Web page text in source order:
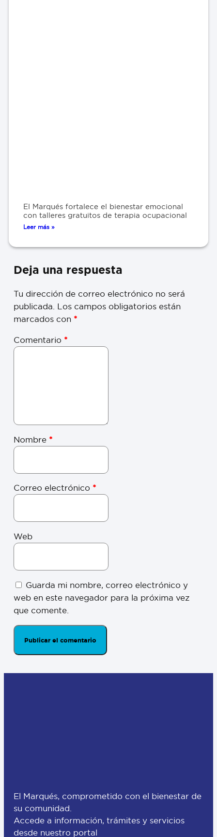
El Marqués fortalece el bienestar emocional
con talleres gratuitos de terapia ocupacional
Leer más »
Deja una respuesta
Tu dirección de correo electrónico no será
publicada. Los campos obligatorios están
marcados con *
Comentario *
Nombre *
Correo electrónico *
Web
Guarda mi nombre, correo electrónico y
web en este navegador para la próxima vez
que comente.
El Marqués, comprometido con el bienestar de
su comunidad.
Accede a información, trámites y servicios
desde nuestro portal